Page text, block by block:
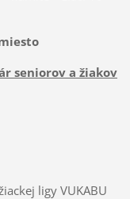
seniorov a žiakov+
ligy VUKABU